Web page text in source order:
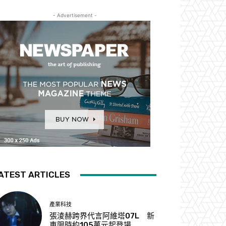
- Advertisement -
ARTICLES
產業科技
張淩赫跨界代言阿維塔07L 新